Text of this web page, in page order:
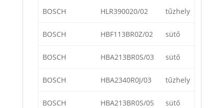
BOSCH HLR390020/02 tűzhely
BOSCH HBF113BR0Z/02 sütő
BOSCH HBA213BR0S/03 sütő
BOSCH HBA2340R0J/03 tűzhely
BOSCH HBA213BR0S/05 sütő